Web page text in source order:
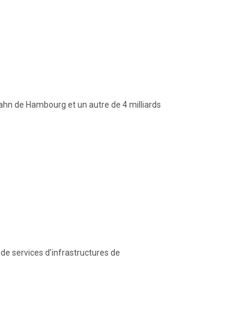
de Hambourg et un autre de 4 milliards
services d’infrastructures de